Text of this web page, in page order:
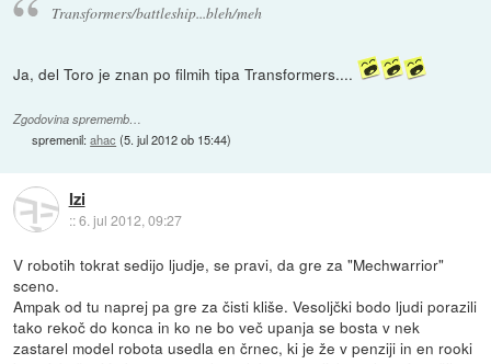
Transformers/battleship...bleh/meh
Ja, del Toro je znan po filmih tipa Transformers....
Zgodovina sprememb…
spremenil:ahac (5. jul 2012 ob 15:44)
Izi
::6. jul 2012, 09:27
V robotih tokrat sedijo ljudje, se pravi, da gre za "Mechwarrior"
sceno.
Ampak od tu naprej pa gre za čisti kliše. Vesoljčki bodo ljudi porazili
tako rekoč do konca in ko ne bo več upanja se bosta v nek
zastarel model robota usedla en črnec, ki je že v penziji in en rooki